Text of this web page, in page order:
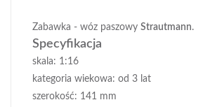
Zabawka - wóz paszowy Strautmann.
Specyfikacja
skala: 1:16
kategoria wiekowa: od 3 lat
szerokość: 141 mm